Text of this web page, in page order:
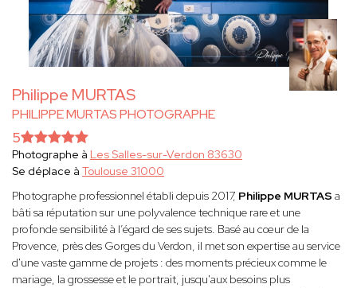
Philippe MURTAS
PHILIPPE MURTAS PHOTOGRAPHE
5
Photographe à Les Salles-sur-Verdon 83630
Se déplace à Toulouse 31000
Photographe professionnel établi depuis 2017, Philippe MURTAS a
bâti sa réputation sur une polyvalence technique rare et une
profonde sensibilité à l’égard de ses sujets. Basé au cœur de la
Provence, près des Gorges du Verdon, il met son expertise au service
d'une vaste gamme de projets : des moments précieux comme le
mariage, la grossesse et le portrait, jusqu'aux besoins plus